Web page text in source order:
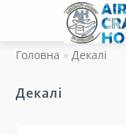
Головна Декалі
Декалі